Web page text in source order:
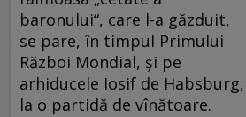
baronului“, care l-a găzduit,
se pare, în timpul Primului
Război Mondial, şi pe
arhiducele Iosif de Habsburg,
la o partidă de vînătoare.